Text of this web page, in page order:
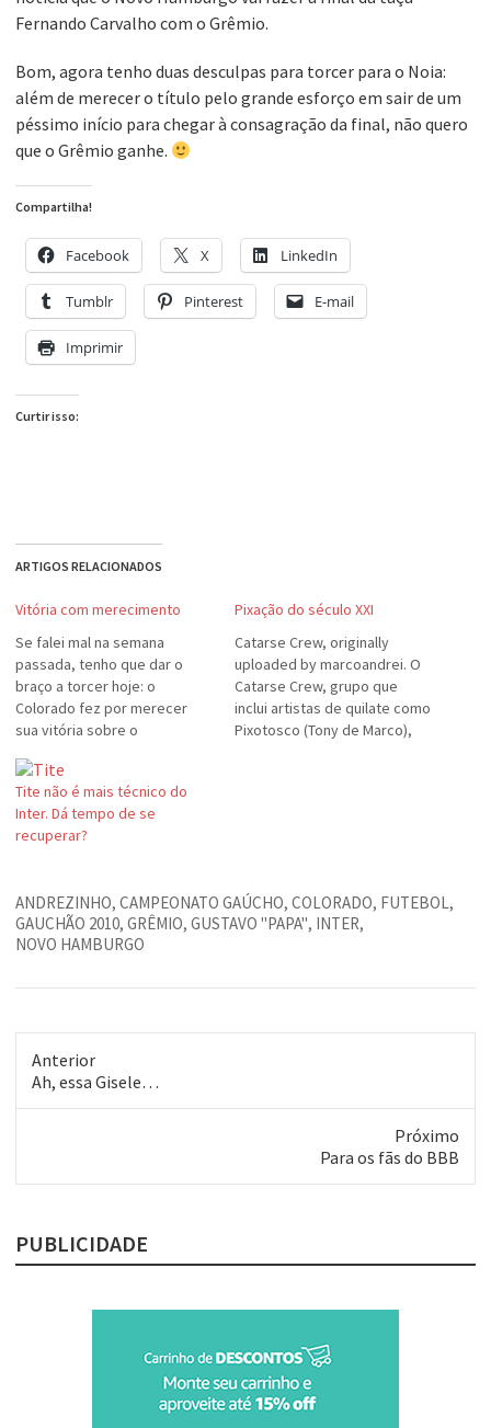
Fernando Carvalho com o Grêmio.
Bom, agora tenho duas desculpas para torcer para o Noia:
além de merecer o título pelo grande esforço em sair de um
péssimo início para chegar à consagração da final, não quero
que o Grêmio ganhe.
Compartilha!
Facebook X LinkedIn
Tumblr Pinterest E-mail
Imprimir
Curtir isso:
ARTIGOS RELACIONADOS
Vitória com merecimento
Se falei mal na semana
passada, tenho que dar o
braço a torcer hoje: o
Colorado fez por merecer
sua vitória sobre o
"Desfalcado", o Inter fez mais
e acertou mais do que vezes
anteriores e foi premiado por
seu esforço. Diogo, nova
Pixação do século XXI
Catarse Crew, originally
uploaded by marcoandrei. O
Catarse Crew, grupo que
inclui artistas de quilate como
Pixotosco (Tony de Marco),
completa…
Tite não é mais técnico do
Inter. Dá tempo de se
recuperar?
ANDREZINHO, CAMPEONATO GAÚCHO, COLORADO, FUTEBOL,
GAUCHÃO 2010, GRÊMIO, GUSTAVO "PAPA", INTER,
NOVO HAMBURGO
Anterior
Post
anterior:
Ah, essa Gisele…
Próximo
post:
Para os fãs do BBB
PUBLICIDADE